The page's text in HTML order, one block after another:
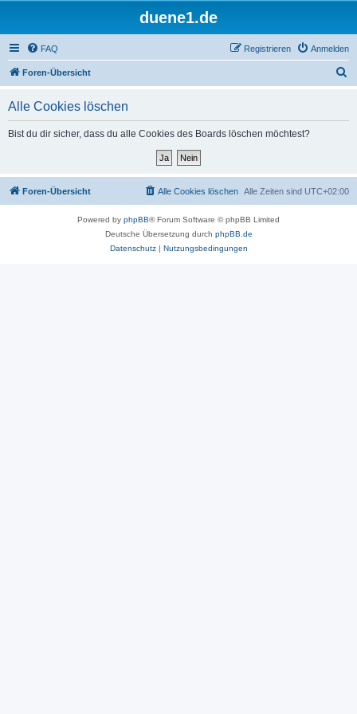
duene1.de
FAQ Anmelden
Registrieren
Foren-Übersicht
Alle Cookies löschen
Bist du dir sicher, dass du alle Cookies des Boards löschen möchtest?
Foren-Übersicht Alle Zeiten sind UTC+02:00
Alle Cookies löschen
Powered by phpBB® Forum Software © phpBB Limited
Deutsche Übersetzung durch phpBB.de
Datenschutz| Nutzungsbedingungen